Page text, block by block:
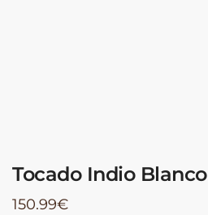
Tocado Indio Blanco
150.99€